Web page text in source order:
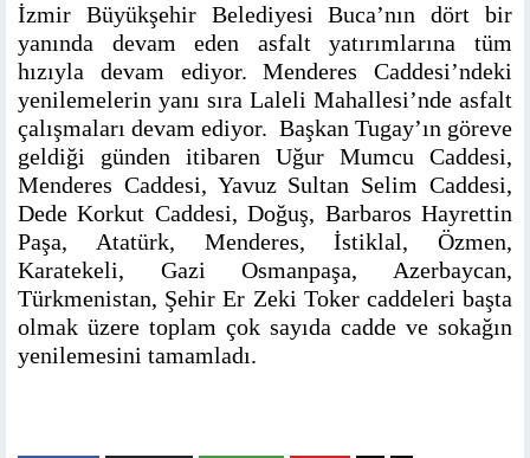
İzmir Büyükşehir Belediyesi Buca’nın dört bir
yanında devam eden asfalt yatırımlarına tüm
hızıyla devam ediyor. Menderes Caddesi’ndeki
yenilemelerin yanı sıra Laleli Mahallesi’nde asfalt
çalışmaları devam ediyor. Başkan Tugay’ın göreve
geldiği günden itibaren Uğur Mumcu Caddesi,
Menderes Caddesi, Yavuz Sultan Selim Caddesi,
Dede Korkut Caddesi, Doğuş, Barbaros Hayrettin
Paşa, Atatürk, Menderes, İstiklal, Özmen,
Karatekeli, Gazi Osmanpaşa, Azerbaycan,
Türkmenistan, Şehir Er Zeki Toker caddeleri başta
olmak üzere toplam çok sayıda cadde ve sokağın
yenilemesini tamamladı.